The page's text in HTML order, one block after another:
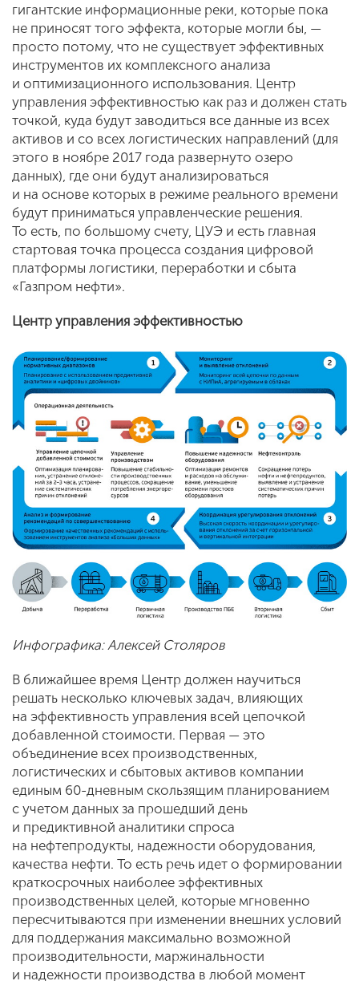
гигантские информационные реки, которые пока
не приносят того эффекта, которые могли бы, —
просто потому, что не существует эффективных
инструментов их комплексного анализа
и оптимизационного использования. Центр
управления эффективностью как раз и должен стать
точкой, куда будут заводиться все данные из всех
активов и со всех логистических направлений (для
этого в ноябре 2017 года развернуто озеро
данных), где они будут анализироваться
и на основе которых в режиме реального времени
будут приниматься управленческие решения.
То есть, по большому счету, ЦУЭ и есть главная
стартовая точка процесса создания цифровой
платформы логистики, переработки и сбыта
«Газпром нефти».
Центр управления эффективностью
Инфографика: Алексей Столяров
В ближайшее время Центр должен научиться
решать несколько ключевых задач, влияющих
на эффективность управления всей цепочкой
добавленной стоимости. Первая — это
объединение всех производственных,
логистических и сбытовых активов компании
единым 60-дневным скользящим планированием
с учетом данных за прошедший день
и предиктивной аналитики спроса
на нефтепродукты, надежности оборудования,
качества нефти. То есть речь идет о формировании
краткосрочных наиболее эффективных
производственных целей, которые мгновенно
пересчитываются при изменении внешних условий
для поддержания максимально возможной
производительности, маржинальности
и надежности производства в любой момент